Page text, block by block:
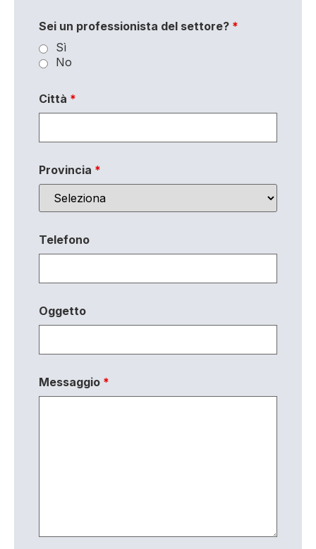
Sei un professionista del settore? *
Sì
No
Città *
Provincia *
Telefono
Oggetto
Messaggio *